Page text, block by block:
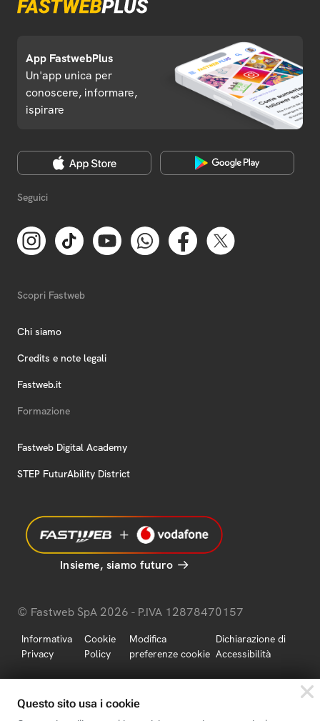
App FastwebPlus
Un'app unica per
conoscere, informare,
ispirare
Seguici
Scopri Fastweb
Chi siamo
Credits e note legali
Fastweb.it
Formazione
Fastweb Digital Academy
STEP FuturAbility District
Insieme, siamo futuro
© Fastweb SpA 2026 - P.IVA 12878470157
Informativa
Privacy
Cookie
Policy
Modifica
preferenze cookie
Dichiarazione di
Accessibilità